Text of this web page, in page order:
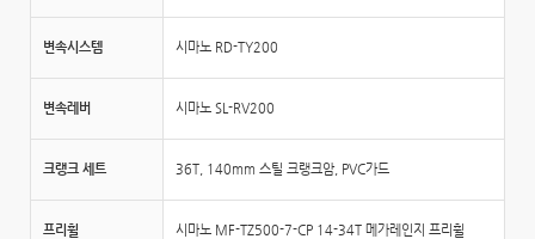
변속시스템 시마노 RD-TY200
변속레버 시마노 SL-RV200
크랭크 세트 36T, 140mm 스틸 크랭크암, PVC가드
프리휠 시마노 MF-TZ500-7-CP 14-34T 메가레인지 프리휠